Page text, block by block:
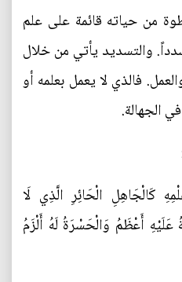
من حياته قائمة على علم
والتسديد يأتي من خلال
فالذي لا يعمل بعلمه أو
الجهالة.
كَالْجَاهِلِ الْحَائِرِ الَّذِي لَا
أَعْظَمُ وَالْحَسْرَةُ لَهُ أَلْزَمُ